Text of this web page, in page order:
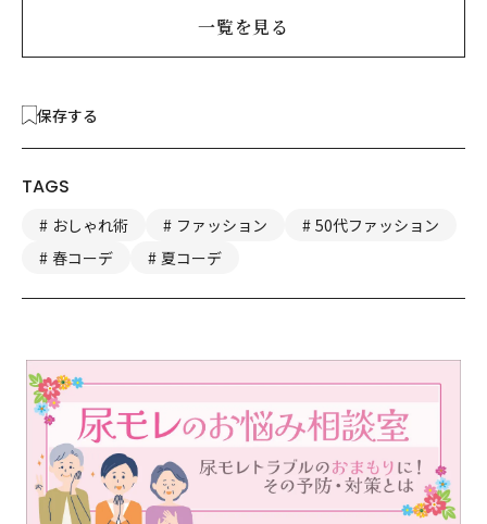
一覧を見る
保存する
TAGS
おしゃれ術 ファッション
50代ファッション
春コーデ
夏コーデ